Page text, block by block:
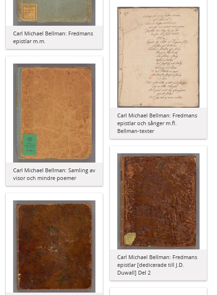
Carl Michael Bellman: Fredmans
epistlar m.m.
Carl Michael Bellman: Fredmans
epistlar och sånger m.fl.
Bellman-texter
Carl Michael Bellman: Samling av
visor och mindre poemer
Carl Michael Bellman: Fredmans
epistlar [dedicerade till J.D.
Duwall] Del 2